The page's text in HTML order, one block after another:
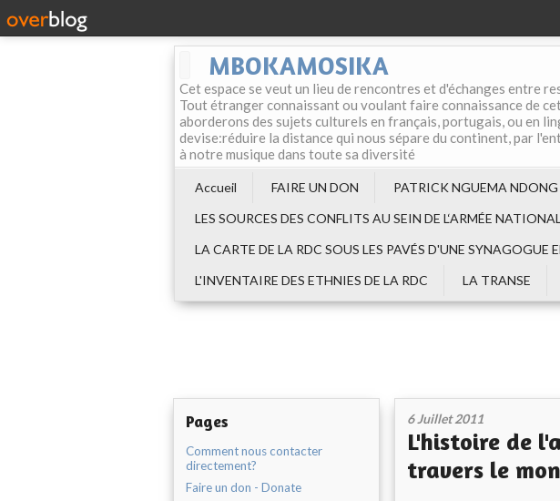
MBOKAMOSIKA
Cet espace se veut un lieu de rencontres et d'échanges entre
Tout étranger connaissant ou voulant faire connaissance de
aborderons des sujets culturels en français, portugais, ou en
devise:réduire la distance qui nous sépare du continent, par
à notre musique dans toute sa diversité
Accueil FAIRE UN DON
PATRICK NGUEMA NDONG
LES SOURCES DES CONFLITS AU SEIN DE L‘ARMÉE
LA CARTE DE LA RDC SOUS LES PAVÉS D'UNE SYNAGOGUE
L'INVENTAIRE DES ETHNIES DE LA RDC
LA TRANSE
Pages
Comment nous contacter
directement?
Faire un don - Donate
6 Juillet 2011
L'histoire de
travers le